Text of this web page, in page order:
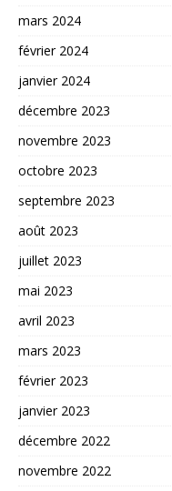
mars 2024
février 2024
janvier 2024
décembre 2023
novembre 2023
octobre 2023
septembre 2023
août 2023
juillet 2023
mai 2023
avril 2023
mars 2023
février 2023
janvier 2023
décembre 2022
novembre 2022